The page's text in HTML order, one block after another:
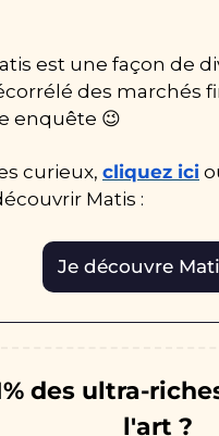
est une façon de
des marchés
enquête 😉
curieux, cliquez ici
Matis :
Je découvre
des ultra-
l'art ?